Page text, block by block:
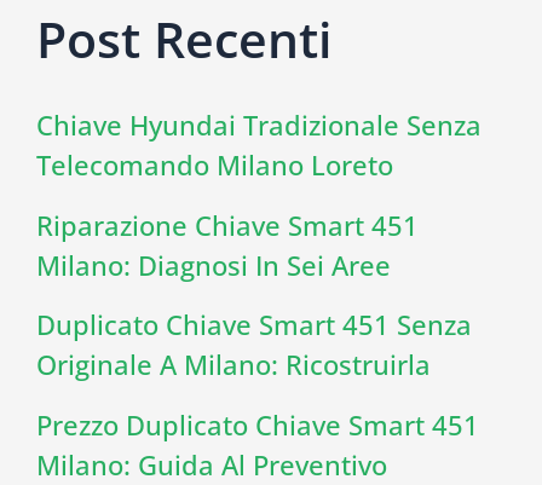
Post Recenti
Chiave Hyundai Tradizionale Senza
Telecomando Milano Loreto
Riparazione Chiave Smart 451
Milano: Diagnosi In Sei Aree
Duplicato Chiave Smart 451 Senza
Originale A Milano: Ricostruirla
Prezzo Duplicato Chiave Smart 451
Milano: Guida Al Preventivo